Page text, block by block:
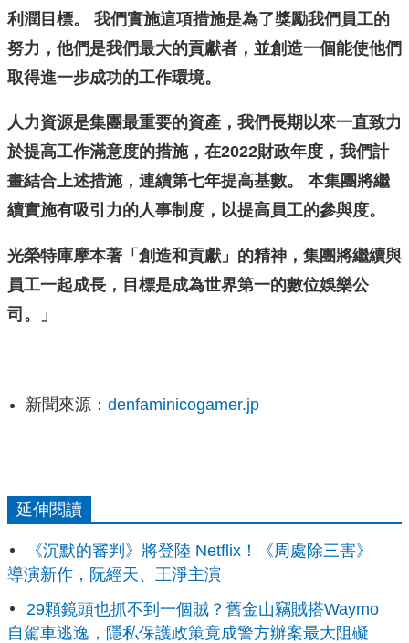
利潤目標。 我們實施這項措施是為了獎勵我們員工的
努力，他們是我們最大的貢獻者，並創造一個能使他們
取得進一步成功的工作環境。
人力資源是集團最重要的資產，我們長期以來一直致力
於提高工作滿意度的措施，在2022財政年度，我們計
畫結合上述措施，連續第七年提高基數。 本集團將繼
續實施有吸引力的人事制度，以提高員工的參與度。
光榮特庫摩本著「創造和貢獻」的精神，集團將繼續與
員工一起成長，目標是成為世界第一的數位娛樂公
司。」
新聞來源： denfaminicogamer.jp
延伸閱讀
《沉默的審判》將登陸 Netflix！《周處除三害》
導演新作，阮經天、王淨主演
29顆鏡頭也抓不到一個賊？舊金山竊賊搭Waymo
自駕車逃逸，隱私保護政策竟成警方辦案最大阻礙